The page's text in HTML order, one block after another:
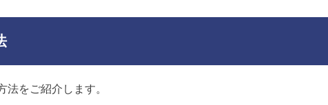
をご紹介します。